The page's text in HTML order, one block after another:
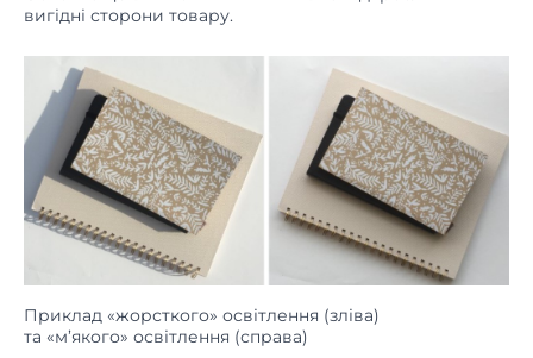
Приклад «жорсткого» освітлення (зліва)
та «м’якого» освітлення (справа)